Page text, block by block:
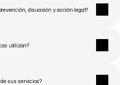
disuasión y acción legal?
utilizan?
sus servicios?